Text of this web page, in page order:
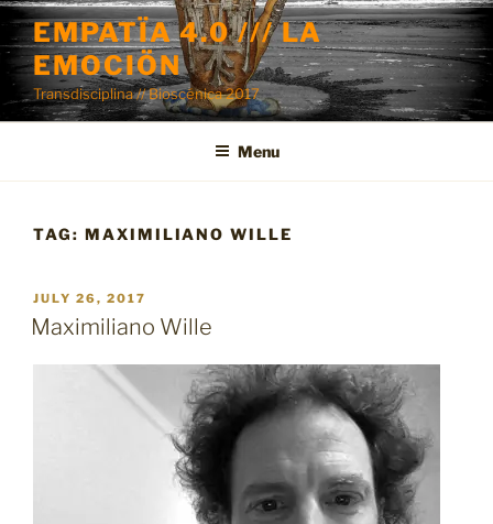
Skip
to
content
EMPATÏA 4.0 /// LA
EMOCIÖN
Transdisciplina // Bioscénica 2017
Menu
TAG: MAXIMILIANO WILLE
POSTED
ON
JULY 26, 2017
Maximiliano Wille